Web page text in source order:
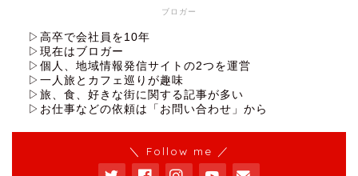
ブロガー
▷高卒で会社員を10年
▷現在はブロガー
▷個人、地域情報発信サイトの2つを運営
▷一人旅とカフェ巡りが趣味
▷旅、食、好きな街に関する記事が多い
▷お仕事などの依頼は「お問い合わせ」から
＼ Follow me ／